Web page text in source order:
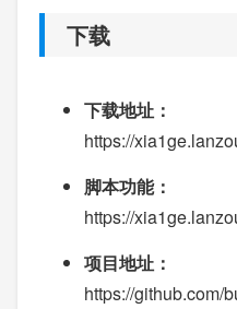
下载
下载地址：
https://
脚本功能：
https://
项目地址：
https://github.com/